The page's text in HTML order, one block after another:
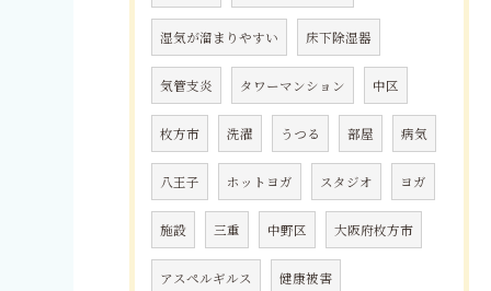
湿気が溜まりやすい 床下除湿器
気管支炎 タワーマンション 中区
枚方市 洗濯 うつる 部屋 病気
八王子 ホットヨガ スタジオ ヨガ
施設 三重 中野区 大阪府枚方市
アスペルギルス 健康被害